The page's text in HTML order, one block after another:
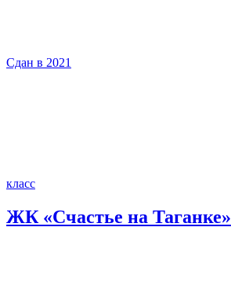
Сдан в 2021
класс
ЖК «Счастье на Таганке»